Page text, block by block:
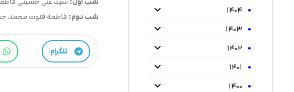
۱۴۰۴
۱۴۰۳
۱۴۰۲
۱۴۰۱
۱۴۰۰
شب دوم:فاطمه فتوت محمد
تلگرام